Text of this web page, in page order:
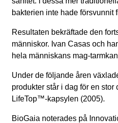
bakterien inte hade försvunnit
Resultaten bekräftade den
människor. Ivan Casas och
hela människans mag-
Under de följande åren
produkter står i dag för en
LifeTop™-kapsylen (2005).
BioGaia noterades på